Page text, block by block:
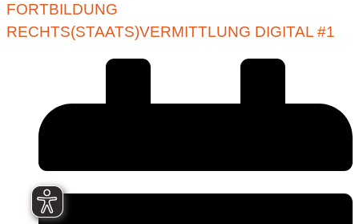
FORTBILDUNG
RECHTS(STAATS)VERMITTLUNG DIGITAL #1